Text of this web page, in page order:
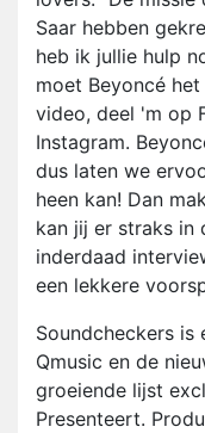
Saar hebben
heb ik jullie hulp
moet Beyoncé
video, deel 'm op
Instagram.
dus laten we
heen kan! Dan
kan jij er straks in
inderdaad
een lekkere
Soundcheckers is
Qmusic en de
groeiende lijst
Presenteert.